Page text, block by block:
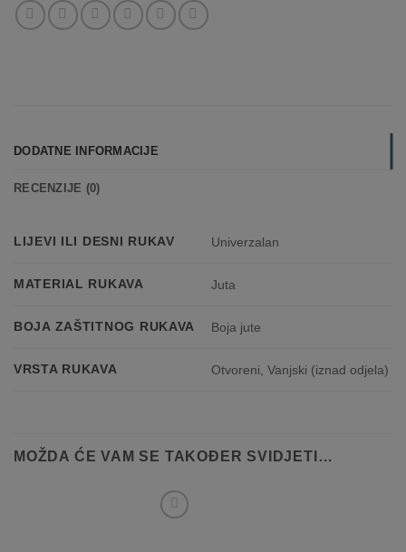
DODATNE INFORMACIJE
RECENZIJE (0)
LIJEVI ILI DESNI RUKAV Univerzalan
MATERIAL RUKAVA Juta
BOJA ZAŠTITNOG RUKAVA Boja jute
VRSTA RUKAVA Otvoreni ,Vanjski (iznad odjela)
MOŽDA ĆE VAM SE TAKOĐER SVIDJETI…